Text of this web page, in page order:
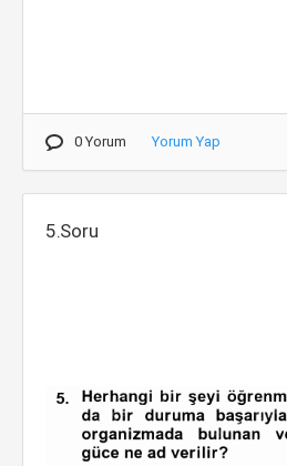
0 Yorum Yorum Yap
5.Soru